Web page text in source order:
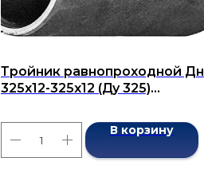
Тройник равнопроходной Дн
325х12-325х12 (Ду 325)
В корзину